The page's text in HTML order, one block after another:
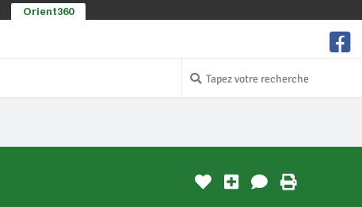
Orient360